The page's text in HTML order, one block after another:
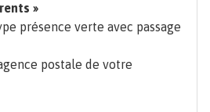
»
présence verte avec passage
postale de votre